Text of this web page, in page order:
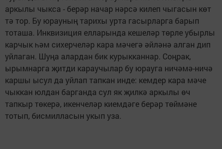
аркылы чыкса - берәр начар нәрсә килеп чыгасын көт
тә тор. Бу юрауның тарихы урта гасырларга барып
тоташа. Инквизиция елларында кешеләр төрле убырлы
карчык һәм сихерчеләр кара мәчегә әйләнә алган дип
уйлаган. Шуңа алардан бик курыкканнар. Соңрак,
ырымнарга җитди караучылар бу юрауга ничәмә-ничә
каршы ысул да уйлап тапкан инде: кемдер кара мәче
чыккан юлдан барганда сул як җилкә аркылы өч
тапкыр төкерә, икенчеләр киемдәге берәр төймәне
тотып, бисмилласын укып уза.